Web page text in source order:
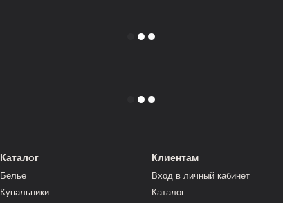
Каталог
Белье
Купальники
Клиентам
Вход в личный кабинет
Каталог